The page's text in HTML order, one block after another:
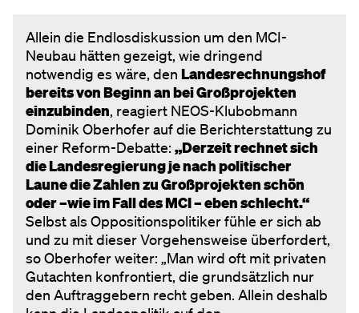
Allein die Endlosdiskussion um den MCI-
Neubau hätten gezeigt, wie dringend
notwendig es wäre, den Landesrechnungshof
bereits von Beginn an bei Großprojekten
einzubinden, reagiert NEOS-Klubobmann
Dominik Oberhofer auf die Berichterstattung zu
einer Reform-Debatte: „Derzeit rechnet sich
die Landesregierung je nach politischer
Laune die Zahlen zu Großprojekten schön
oder –wie im Fall des MCI – eben schlecht.“
Selbst als Oppositionspolitiker fühle er sich ab
und zu mit dieser Vorgehensweise überfordert,
so Oberhofer weiter: „Man wird oft mit privaten
Gutachten konfrontiert, die grundsätzlich nur
den Auftraggebern recht geben. Allein deshalb